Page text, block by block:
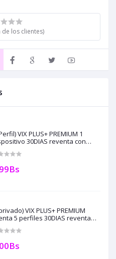
de los clientes)
VIX PLUS+ PREMIUM 1
30DIAS reventa con
VIX PLUS+ PREMIUM
5 perfiles 30DIAS reventa